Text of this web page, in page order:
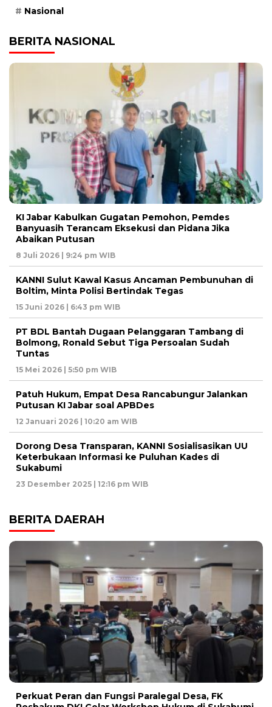
Nasional
BERITA NASIONAL
KI Jabar Kabulkan Gugatan Pemohon, Pemdes
Banyuasih Terancam Eksekusi dan Pidana Jika
Abaikan Putusan
8 Juli 2026 | 9:24 pm WIB
KANNI Sulut Kawal Kasus Ancaman Pembunuhan di
Boltim, Minta Polisi Bertindak Tegas
15 Juni 2026 | 6:43 pm WIB
PT BDL Bantah Dugaan Pelanggaran Tambang di
Bolmong, Ronald Sebut Tiga Persoalan Sudah
Tuntas
15 Mei 2026 | 5:50 pm WIB
Patuh Hukum, Empat Desa Rancabungur Jalankan
Putusan KI Jabar soal APBDes
12 Januari 2026 | 10:20 am WIB
Dorong Desa Transparan, KANNI Sosialisasikan UU
Keterbukaan Informasi ke Puluhan Kades di
Sukabumi
23 Desember 2025 | 12:16 pm WIB
BERITA DAERAH
Perkuat Peran dan Fungsi Paralegal Desa, FK